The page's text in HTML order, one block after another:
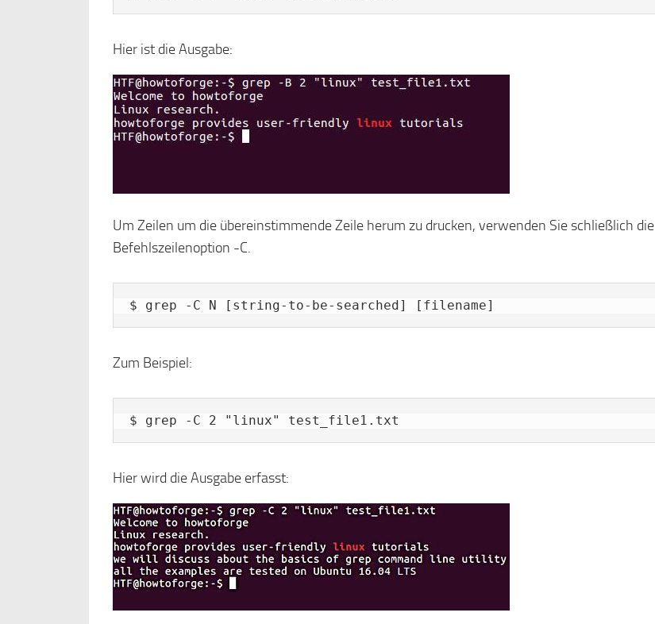
Hier ist die Ausgabe:
Um Zeilen um die übereinstimmende Zeile herum zu drucken, verwenden Sie schließlich die
Befehlszeilenoption -C.
$ grep -C N [string-to-be-searched] [filename]
Zum Beispiel:
$ grep -C 2 "linux" test_file1.txt
Hier wird die Ausgabe erfasst: